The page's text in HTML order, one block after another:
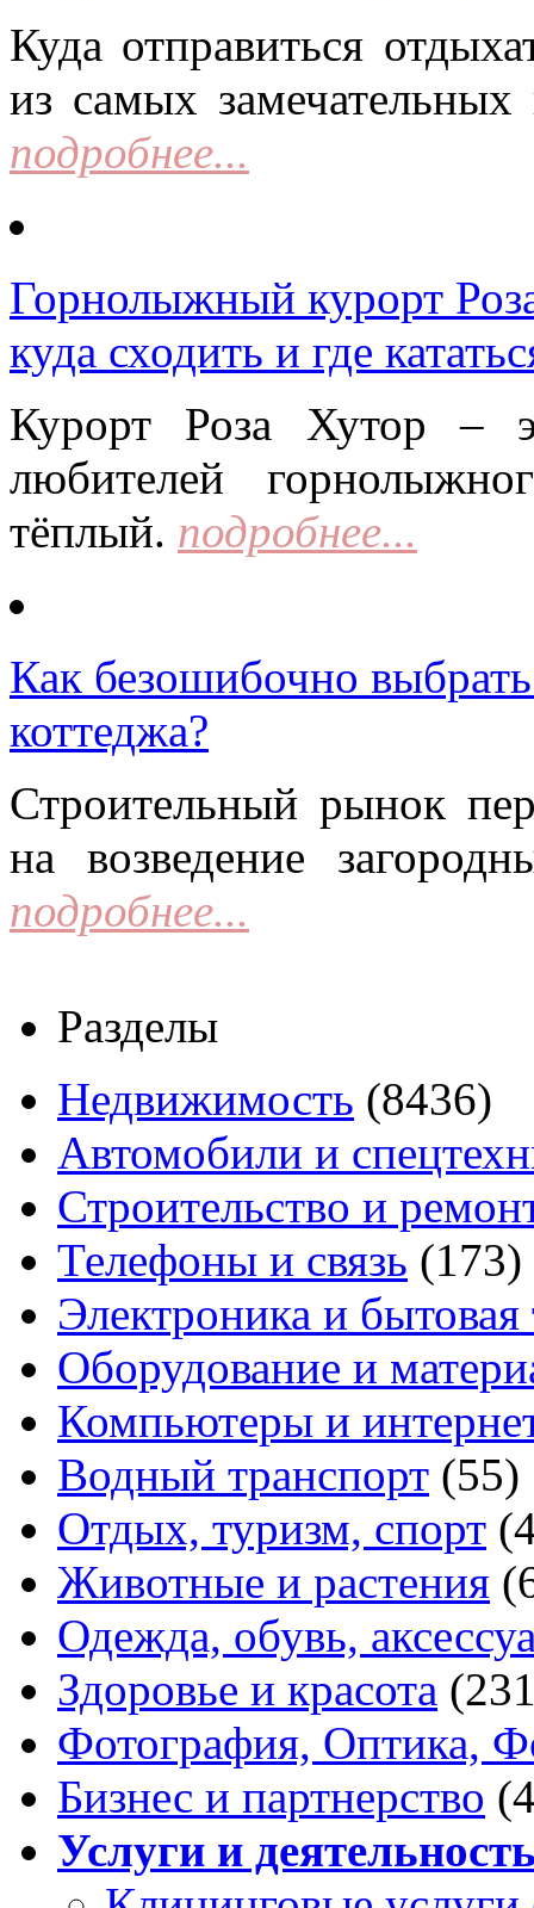
Куда отправиться
из самых замечательных
подробнее...
Горнолыжный курорт
куда сходить и где
Курорт Роза Хутор –
любителей
тёплый. подробнее...
Как безошибочно
коттеджа?
Строительный рынок
на возведение
подробнее...
Разделы
Недвижимость (8436)
Автомобили и
Строительство и
Телефоны и связь (173)
Электроника и бытовая
Оборудование и
Компьютеры и
Водный транспорт (55)
Отдых, туризм, спорт
Животные и растения
Одежда, обувь,
Здоровье и красота
Фотография, Оптика,
Бизнес и партнерство
Услуги и